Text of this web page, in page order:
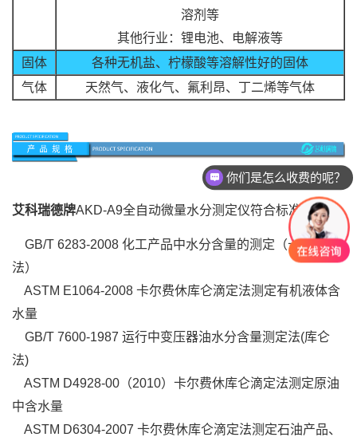
溶剂等
其他行业：锂电池、电解液等
固体
各种无机盐、柠檬酸等溶解性好的固体
气体
天然气、液化气、氟利昂、丁二烯等气体
艾科瑞德牌AKD-A9全自动微量水分测定仪符合标准：
GB/T 6283-2008 化工产品中水分含量的测定（卡尔费休
法）
ASTM E1064-2008 卡尔费休库仑滴定法测定有机液体含
水量
GB/T 7600-1987 运行中变压器油水分含量测定法(库仑
法)
ASTM D4928-00（2010）卡尔费休库仑滴定法测定原油
中含水量
ASTM D6304-2007 卡尔费休库仑滴定法测定石油产品、
你们是怎么收费的呢？